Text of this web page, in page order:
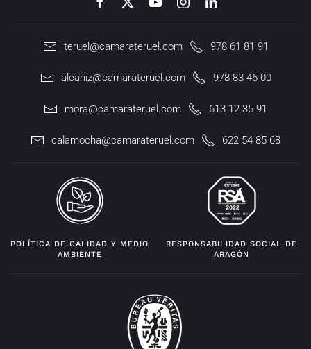
teruel@camarateruel.com 978 61 81 91
alcaniz@camarateruel.com 978 83 46 00
mora@camarateruel.com 613 12 35 91
calamocha@camarateruel.com 622 54 85 68
POLÍTICA DE CALIDAD Y MEDIO
AMBIENTE
RESPONSABILIDAD SOCIAL DE
ARAGÓN